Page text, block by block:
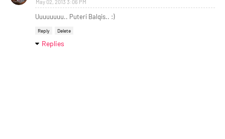
May 02, 2013 3:06 PM
Uuuuuuuu.. Puteri Balqis.. :)
Reply Delete
Replies